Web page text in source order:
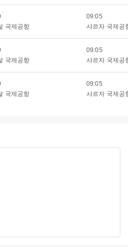
국제공항
09:05
샤르자 국제공
국제공항
09:05
샤르자 국제공
국제공항
09:05
샤르자 국제공